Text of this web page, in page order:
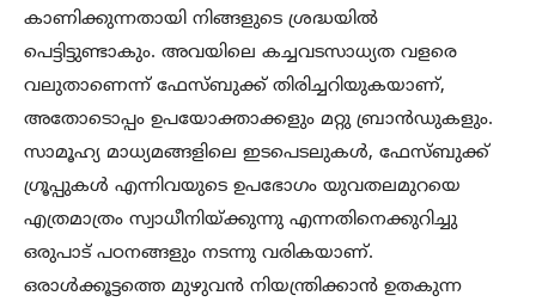
കാണിക്കുന്നതായി നിങ്ങളുടെ ശ്രദ്ധയിൽ
പെട്ടിട്ടുണ്ടാകും. അവയിലെ കച്ചവടസാധ്യത വളരെ
വലുതാണെന്ന് ഫേസ്ബുക്ക് തിരിച്ചറിയുകയാണ്,
അതോടൊപ്പം ഉപയോക്താക്കളും മറ്റു ബ്രാൻഡുകളും.
സാമൂഹ്യ മാധ്യമങ്ങളിലെ ഇടപെടലുകൾ, ഫേസ്ബുക്ക്
ഗ്രൂപ്പുകൾ എന്നിവയുടെ ഉപഭോഗം യുവതലമുറയെ
എത്രമാത്രം സ്വാധീനിയ്ക്കുന്നു എന്നതിനെക്കുറിച്ചു
ഒരുപാട് പഠനങ്ങളും നടന്നു വരികയാണ്.
ഒരാൾക്കൂട്ടത്തെ മുഴുവൻ നിയന്ത്രിക്കാൻ ഉതകുന്ന